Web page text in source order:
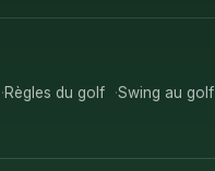
Règles du golf Swing au golf